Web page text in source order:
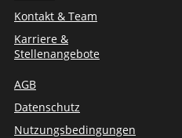
Kontakt & Team
Karriere &
Stellenangebote
AGB
Datenschutz
Nutzungsbedingungen